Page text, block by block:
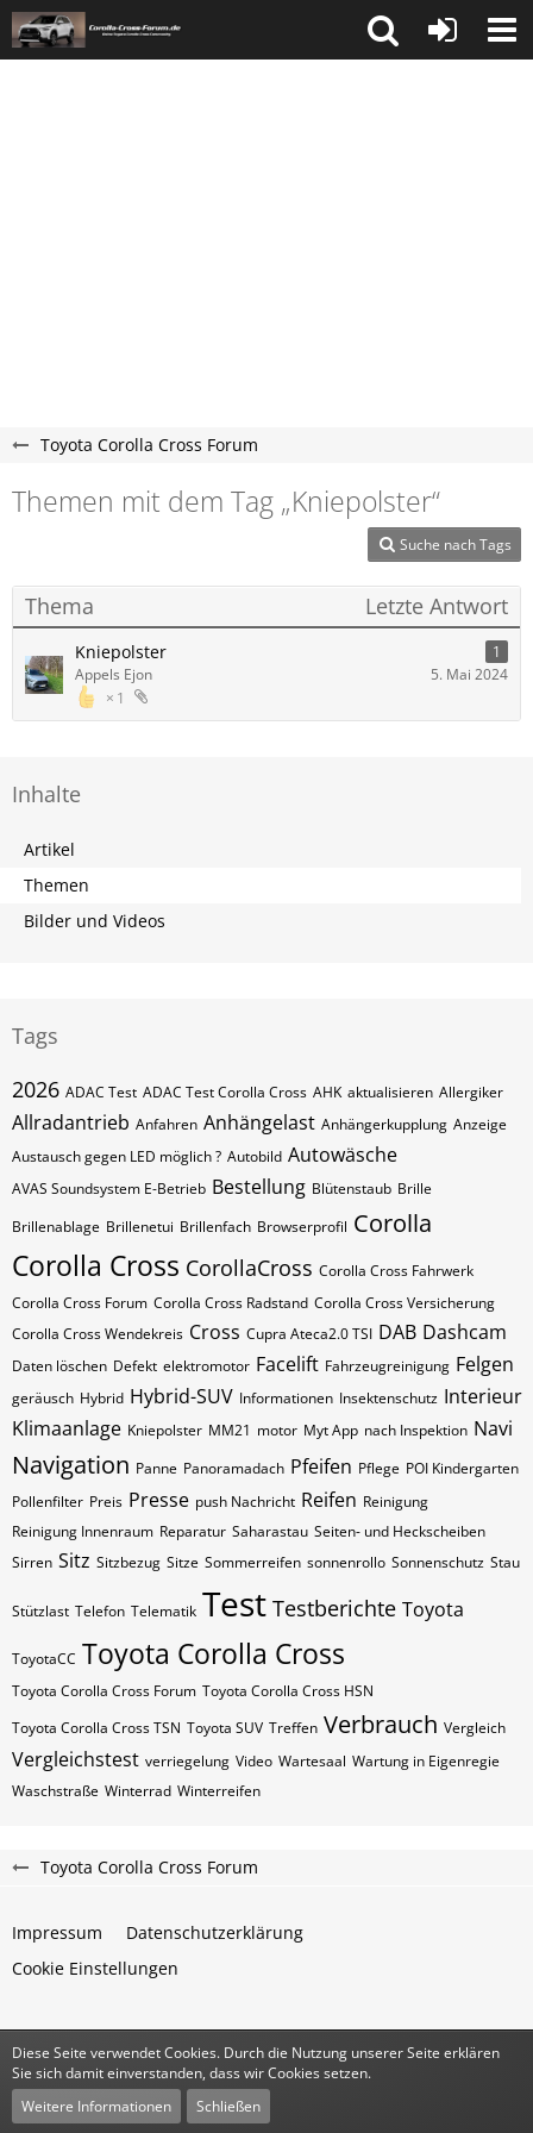
Toyota Corolla Cross Forum
Themen mit dem Tag „Kniepolster“
Suche nach Tags
Thema Letzte Antwort
Kniepolster 1
1
Appels Ejon 5. Mai 2024
Inhalte
Artikel
Themen
Bilder und Videos
Tags
2026 ADAC Test ADAC Test Corolla Cross AHK aktualisieren Allergiker
Allradantrieb Anfahren Anhängelast Anhängerkupplung Anzeige
Austausch gegen LED möglich ? Autobild Autowäsche
AVAS Soundsystem E-Betrieb Bestellung Blütenstaub Brille
Brillenablage Brillenetui Brillenfach Browserprofil Corolla
Corolla Cross CorollaCross Corolla Cross Fahrwerk
Corolla Cross Forum Corolla Cross Radstand Corolla Cross Versicherung
Corolla Cross Wendekreis Cross Cupra Ateca2.0 TSI DAB Dashcam
Daten löschen Defekt elektromotor Facelift Fahrzeugreinigung Felgen
geräusch Hybrid Hybrid-SUV Informationen Insektenschutz Interieur
Klimaanlage Kniepolster MM21 motor Myt App nach Inspektion Navi
Navigation Panne Panoramadach Pfeifen Pflege POI Kindergarten
Pollenfilter Preis Presse push Nachricht Reifen Reinigung
Reinigung Innenraum Reparatur Saharastau Seiten- und Heckscheiben
Sirren Sitz Sitzbezug Sitze Sommerreifen sonnenrollo Sonnenschutz Stau
Stützlast Telefon Telematik Test Testberichte Toyota
ToyotaCC Toyota Corolla Cross
Toyota Corolla Cross Forum Toyota Corolla Cross HSN
Toyota Corolla Cross TSN Toyota SUV Treffen Verbrauch Vergleich
Vergleichstest verriegelung Video Wartesaal Wartung in Eigenregie
Waschstraße Winterrad Winterreifen
Toyota Corolla Cross Forum
Impressum
Datenschutzerklärung
Cookie Einstellungen
Community-Software:WoltLab Suite™
Stil:Classicvon
Diese Seite verwendet Cookies. Durch die Nutzung unserer Seite erklären
Sie sich damit einverstanden, dass wir Cookies setzen.
Weitere Informationen
Schließen